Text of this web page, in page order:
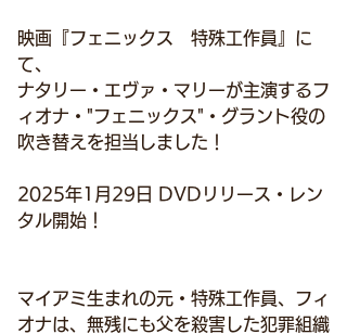
映画『フェニックス　特殊工作員』に
て、
ナタリー・エヴァ・マリーが主演するフ
ィオナ・"フェニックス"・グラント役の
吹き替えを担当しました！
2025年1月29日 DVDリリース・レン
タル開始！
マイアミ生まれの元・特殊工作員、フィ
オナは、無残にも父を殺害した犯罪組織